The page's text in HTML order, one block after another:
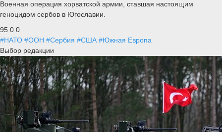
Военная операция хорватской армии, ставшая настоящим
геноцидом сербов в Югославии.
95 0 0
#НАТО #ООН #Сербия #США #Южная Европа
Выбор редакции